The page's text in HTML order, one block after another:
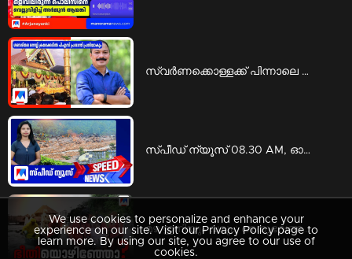
സ്വര്‍ണക്കൊള്ളക്ക് പിന്നാലെ ശബരിമല നെയ്യ് ക്രമക്കേടിലും പി.എസ്. പ്രശാന്ത് പ്രതിയാകും | ps prashanth
സ്പീഡ് ന്യൂസ് 08.30 AM, ഓഗസ്റ്റ് 06, 2026 | Speed News
മഴ ഇനിയും വരും; അനുഭവങ്ങളില്‍ നിന്ന് പാഠമുള്‍ക്കൊളളണ്ടേ? | Special Programs
We use cookies to personalize and enhance your
experience on our site. Visit our Privacy Policy page to
learn more. By using our site, you agree to our use of
cookies.